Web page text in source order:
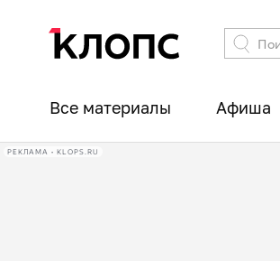
Все материалы Афиша
РЕКЛАМА • KLOPS.RU